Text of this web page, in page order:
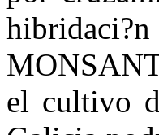
el cultivo